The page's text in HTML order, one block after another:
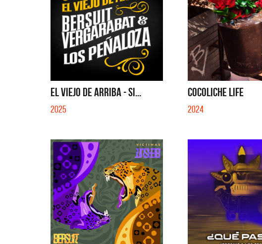
EL VIEJO DE ARRIBA - SI...
2025
COCOLICHE LIFE
2024